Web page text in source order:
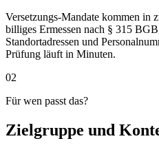
Versetzungs-Mandate kommen in
billiges Ermessen nach § 315
Standortadressen und
Prüfung läuft in Minuten.
02
Für wen passt das?
Zielgruppe und